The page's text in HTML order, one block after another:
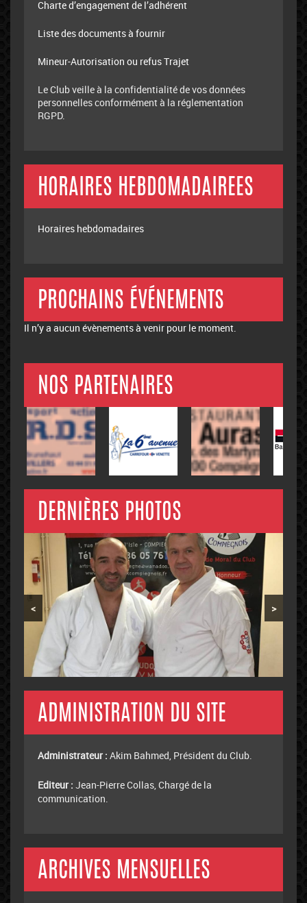
Charte d’engagement de l’adhérent
Liste des documents à fournir
Mineur-Autorisation ou refus Trajet
Le Club veille à la confidentialité de vos données
personnelles conformément à la réglementation
RGPD.
HORAIRES HEBDOMADAIREES
Horaires hebdomadaires
PROCHAINS ÉVÉNEMENTS
Il n’y a aucun évènements à venir pour le moment.
NOS PARTENAIRES
DERNIÈRES PHOTOS
< >
ADMINISTRATION DU SITE
Administrateur : Akim Bahmed, Président du Club.
Editeur : Jean-Pierre Collas, Chargé de la
communication.
ARCHIVES MENSUELLES